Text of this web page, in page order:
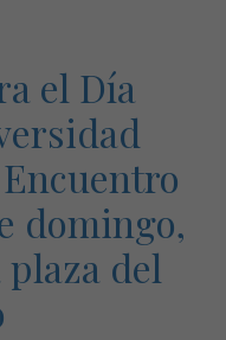
el Día
domingo,
plaza del